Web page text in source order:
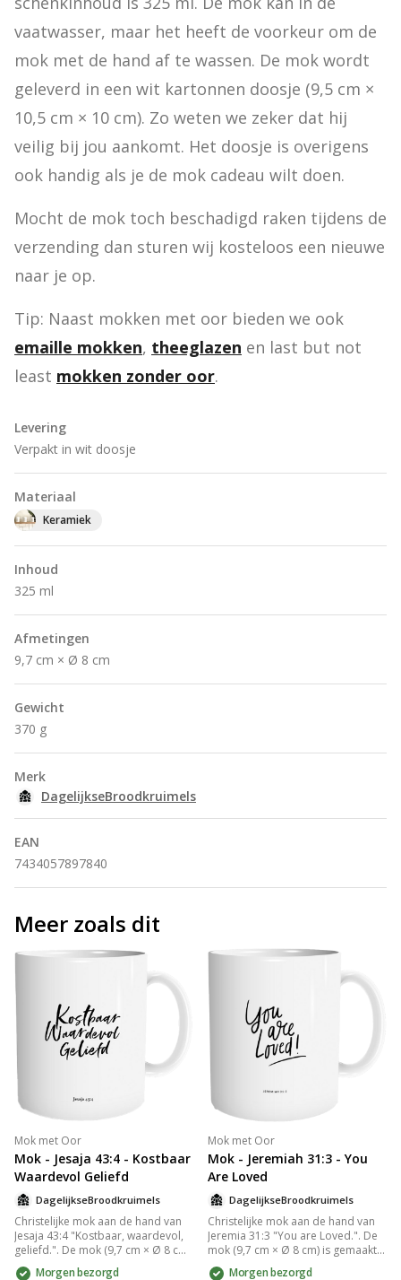
vaatwasser, maar het heeft de voorkeur om de
mok met de hand af te wassen. De mok wordt
geleverd in een wit kartonnen doosje (9,5 cm ×
10,5 cm × 10 cm). Zo weten we zeker dat hij
veilig bij jou aankomt. Het doosje is overigens
ook handig als je de mok cadeau wilt doen.
Mocht de mok toch beschadigd raken tijdens de
verzending dan sturen wij kosteloos een nieuwe
naar je op.
emaille mokken, theeglazen en last but not
least mokken zonder oor.
Levering
Verpakt in wit doosje
Materiaal
Keramiek
Inhoud
325 ml
Afmetingen
9,7 cm × Ø 8 cm
Gewicht
370 g
Merk
DagelijkseBroodkruimels
EAN
7434057897840
Meer zoals dit
Mok met Oor
Mok - Jesaja 43:4 - Kostbaar
Waardevol Geliefd
DagelijkseBroodkruimels
Christelijke mok aan de hand van
Jesaja 43:4 "Kostbaar, waardevol,
geliefd.". De mok (9,7 cm × Ø 8 cm)
is gemaakt van de allerbeste
Morgen bezorgd
Mok met Oor
Mok - Jeremiah 31:3 - You
Are Loved
DagelijkseBroodkruimels
Christelijke mok aan de hand van
Jeremia 31:3 "You are Loved.". De
mok (9,7 cm × Ø 8 cm) is gemaakt
van de allerbeste kwaliteit
Morgen bezorgd